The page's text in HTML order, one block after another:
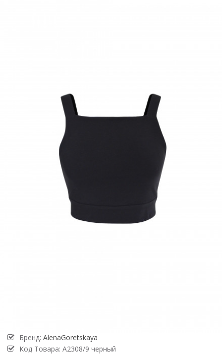
Бренд: AlenaGoretskaya
Код Товара: А2308/9 черный